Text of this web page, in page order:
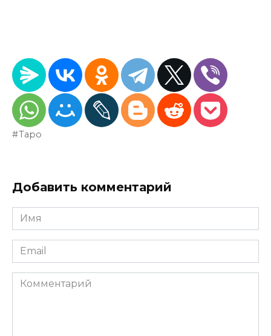
Таро
Добавить комментарий
Имя
*
Email
*
Комментарий